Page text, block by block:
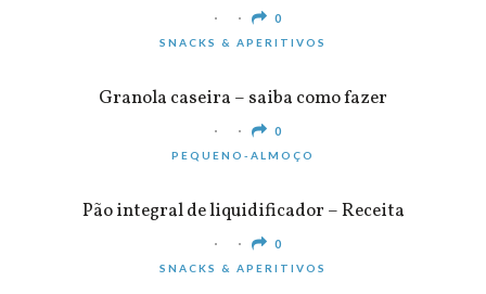
0
SNACKS & APERITIVOS
Granola caseira – saiba como fazer
0
PEQUENO-ALMOÇO
Pão integral de liquidificador – Receita
0
SNACKS & APERITIVOS